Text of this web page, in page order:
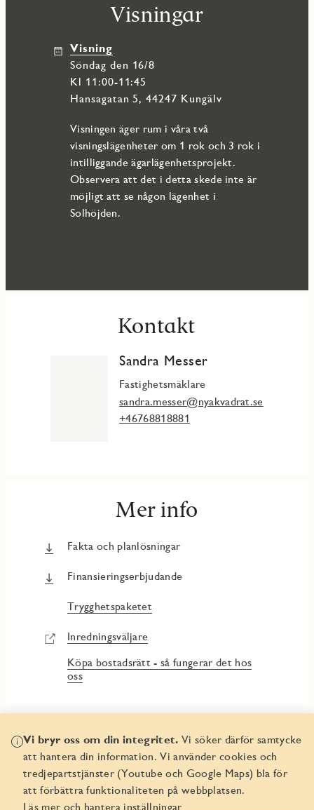
Visningar
Visning
söndag den 16/8
Kl 11:00-11:45
Hansagatan 5, 44247 Kungälv
Visningen äger rum i våra två
visningslägenheter om 1 rok och 3 rok i
intilliggande ägarlägenhetsprojekt.
Observera att det i detta skede inte är
möjligt att se någon lägenhet i
Solhöjden.
Kontakt
Sandra Messer
Fastighetsmäklare
sandra.messer@nyakvadrat.se
+46768818881
Mer info
Fakta och planlösningar
Finansieringserbjudande
Trygghetspaketet
Inredningsväljare
Köpa bostadsrätt - så fungerar det hos
oss
Boka bostaden före någon
Vi bryr oss om din integritet. Vi söker därför samtycke
att hantera din information. Vi använder cookies och
tredjepartstjänster (Youtube och Google Maps) bla för
att förbättra funktionaliteten på webbplatsen.
Läs mer och hantera inställningar